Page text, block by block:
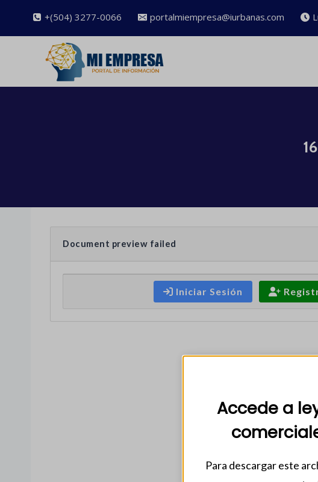
+(504) 3277-0066 portalmiempresa@iurbanas.com
Document preview failed
Iniciar Sesión
Accede a
Para descargar este